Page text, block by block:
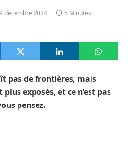
décembre 2024
5 Minutes
pas de frontières, mais
exposés, et ce n’est pas
pensez.